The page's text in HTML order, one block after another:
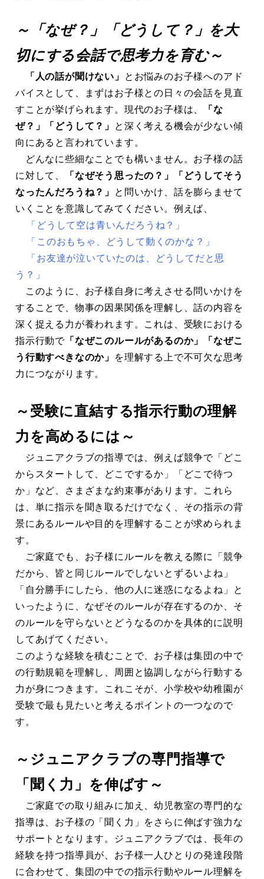
～「なぜ？」「どうして？」を大
切にする会話で思考力を育む～
「人の話が聞けない」 とお悩みのお子様へのアド
バイスとして、まずはお子様との日々の会話を見直
すことが挙げられます。現代のお子様は、
「な
ぜ？」「どうして？」 と深く考える機会が少ない傾
向にあると言われています。
どんなに些細なことでも構いません。お子様の話
に対して、
「なぜそう思ったの？」「どうしてそう
なったんだろうね？」 と問いかけ、話を膨らませて
いくことを意識してみてください。例えば、
「どうして空は青いんだろうね？」
「このおもちゃ、どうして動くのかな？」
「お友達が泣いていたのは、どうしてだと思
う？」
このように、お子様自身に考えさせる問いかけを
することで、物事の因果関係を理解し、話の内容を
深く捉える力が養われます。これは、受験における
指示行動で 「なぜこのルールがあるのか」「なぜこ
う行動すべきなのか」 を理解する上で不可欠な思考
力につながります。
～受験に直結する指示行動の理解
力を高めるには～
ジュニアクラブの指導では、例えば競争で「どこ
からスタートして、どこでするか」「どこで待つ
か」など、さまざまな約束事があります。これら
は、単に指示を聞き取るだけでなく、その指示の背
景にあるルールや目的を理解することが求められま
す。
ご家庭でも、お子様にルールを教える際に「競争
だから、皆と同じルールでしないとずるいよね」
「自分勝手にしたら、他の人に迷惑になるよね」と
いったように、なぜそのルールが存在するのか、そ
のルールを守らないとどうなるのかを具体的に説明
してあげてください。
このような経験を積むことで、お子様は集団の中で
の行動規範を理解し、周囲と協調しながら行動する
力が身につきます。これこそが、小学校や幼稚園が
受験で最も見たいと考えるポイントの一つなので
す。
～ジュニアクラブの専門指導で
「聞く力」を伸ばす～
ご家庭での取り組みに加え、幼児教室の専門的な
指導は、お子様の「聞く力」をさらに伸ばす強力な
サポートとなります。ジュニアクラブでは、長年の
経験を持つ指導員が、お子様一人ひとりの発達段階
に合わせて、集団の中での指示行動やルール理解を